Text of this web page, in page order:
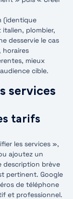
(identique
plombier,
desservie le cas
horaires
mieux
cible.
services
tarifs
les services »,
ajoutez un
description brève
pertinent. Google
de téléphone
et professionnel.